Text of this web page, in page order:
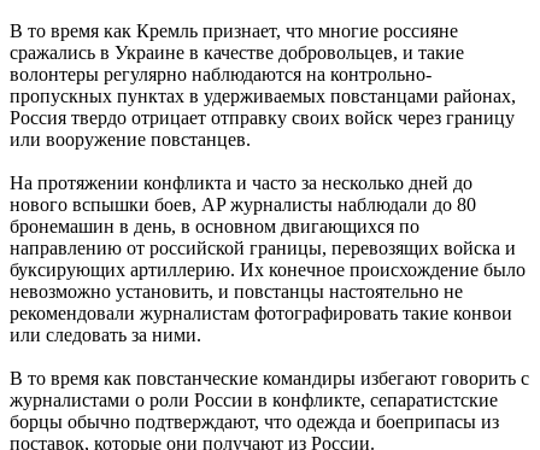
В то время как Кремль признает, что многие россияне
сражались в Украине в качестве добровольцев, и такие
волонтеры регулярно наблюдаются на контрольно-
пропускных пунктах в удерживаемых повстанцами районах,
Россия твердо отрицает отправку своих войск через границу
или вооружение повстанцев.
На протяжении конфликта и часто за несколько дней до
нового вспышки боев, AP журналисты наблюдали до 80
бронемашин в день, в основном двигающихся по
направлению от российской границы, перевозящих войска и
буксирующих артиллерию. Их конечное происхождение было
невозможно установить, и повстанцы настоятельно не
рекомендовали журналистам фотографировать такие конвои
или следовать за ними.
В то время как повстанческие командиры избегают говорить с
журналистами о роли России в конфликте, сепаратистские
борцы обычно подтверждают, что одежда и боеприпасы из
поставок, которые они получают из России.